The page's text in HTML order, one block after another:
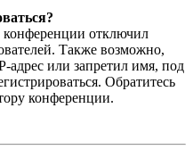
отключил
Также возможно,
адрес или запретил имя, под
Обратитесь
конференции.